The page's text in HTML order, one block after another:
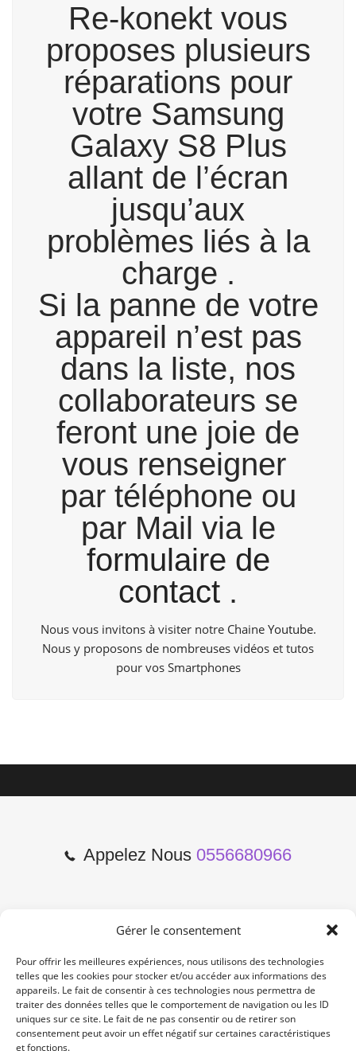
Gérer le consentement
Pour offrir les meilleures expériences, nous utilisons des technologies
telles que les cookies pour stocker et/ou accéder aux informations des
appareils. Le fait de consentir à ces technologies nous permettra de
traiter des données telles que le comportement de navigation ou les ID
uniques sur ce site. Le fait de ne pas consentir ou de retirer son
consentement peut avoir un effet négatif sur certaines caractéristiques
et fonctions.
Re-konekt vous
proposes plusieurs
réparations pour
votre Samsung
Galaxy S8 Plus
allant de l’écran
jusqu’aux
problèmes liés à la
charge .
Si la panne de votre
appareil n’est pas
dans la liste, nos
collaborateurs se
feront une joie de
vous renseigner
par téléphone ou
par Mail via le
formulaire de
contact .
Nous vous invitons à visiter notre Chaine Youtube.
Nous y proposons de nombreuses vidéos et tutos
pour vos Smartphones
Appelez Nous 0556680966
2 Cours de l'Yser 33800
Bordeaux
Lun-Samedi: 10:00 -19:00
Non Stop